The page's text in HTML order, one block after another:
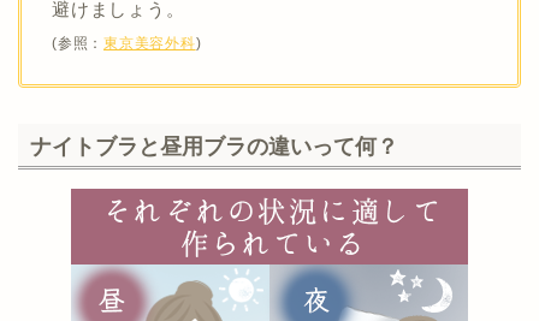
避けましょう。
(参照：東京美容外科)
ナイトブラと昼用ブラの違いって何？